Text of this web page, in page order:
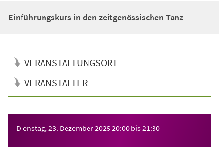
Einführungskurs in den zeitgenössischen Tanz
VERANSTALTUNGSORT
VERANSTALTER
Dienstag, 23. Dezember 202520:00 bis21:30